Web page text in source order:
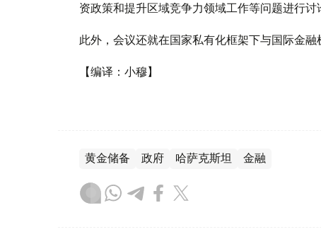
资政策和提升区域竞争力领域工作等问题进行讨
此外，会议还就在国家私有化框架下与国际金融
【编译：小穆】
黄金储备 政府 哈萨克斯坦 金融